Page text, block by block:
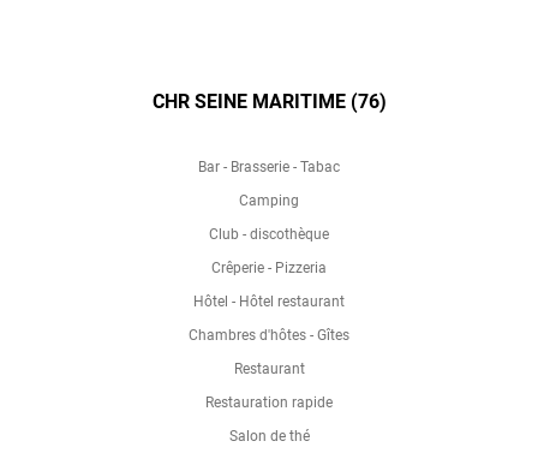
CHR SEINE MARITIME (76)
Bar - Brasserie - Tabac
Camping
Club - discothèque
Crêperie - Pizzeria
Hôtel - Hôtel restaurant
Chambres d'hôtes - Gîtes
Restaurant
Restauration rapide
Salon de thé